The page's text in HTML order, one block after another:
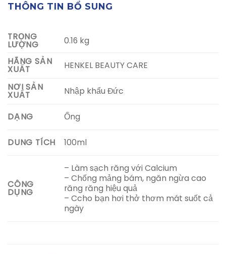
THÔNG TIN BỔ SUNG
TRỌNG
LƯỢNG
0.16 kg
HÃNG SẢN
XUẤT
HENKEL BEAUTY CARE
NƠI SẢN
XUẤT Nhập khẩu Đức
DẠNG Ống
DUNG TÍCH 100ml
CÔNG
DỤNG
– Làm sạch răng với Calcium
– Chống mảng bám, ngăn ngừa cao
răng răng hiệu quả
– Ccho bạn hơi thở thơm mát suốt cả
ngày